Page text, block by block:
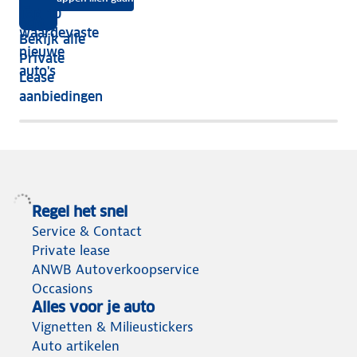
Bekijk alle
Private
Lease
aanbiedingen
écht
vijf
jaar
nog
het
meeste
Top 10
waardevaste
nieuwe
auto's
Regel het snel
Service & Contact
Private lease
ANWB Autoverkoopservice
Occasions
Alles voor je auto
Vignetten & Milieustickers
Auto artikelen